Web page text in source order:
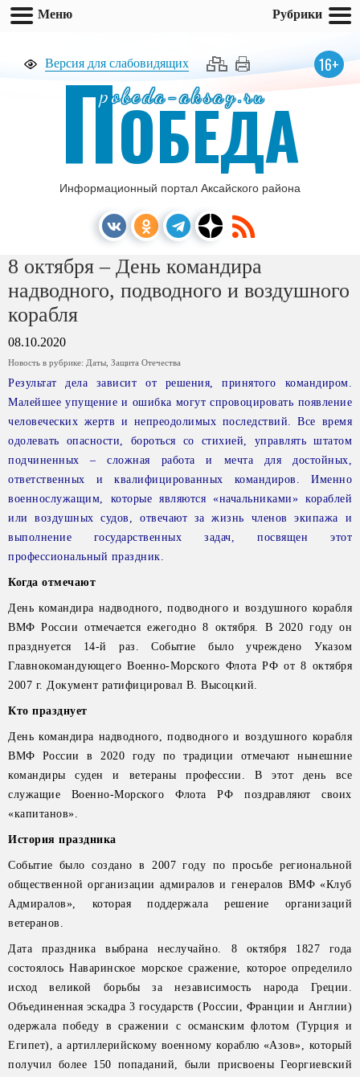
Версия для слабовидящих 16+
pobeda-aksay.ru
ПОБЕДА
Информационный портал Аксайского района
8 октября – День командира
надводного, подводного и воздушного
корабля
08.10.2020
Новость в рубрике: Даты Защита Отечества
Результат дела зависит от решения, принятого командиром.
Малейшее упущение и ошибка могут спровоцировать появление
человеческих жертв и непреодолимых последствий. Все время
одолевать опасности, бороться со стихией, управлять штатом
подчиненных – сложная работа и мечта для достойных,
ответственных и квалифицированных командиров. Именно
военнослужащим, которые являются «начальниками» кораблей
или воздушных судов, отвечают за жизнь членов экипажа и
выполнение государственных задач, посвящен этот
профессиональный праздник.
Когда отмечают
День командира надводного, подводного и воздушного корабля
ВМФ России отмечается ежегодно 8 октября. В 2020 году он
празднуется 14-й раз. Событие было учреждено Указом
Главнокомандующего Военно-Морского Флота РФ от 8 октября
2007 г. Документ ратифицировал В. Высоцкий.
Кто празднует
День командира надводного, подводного и воздушного корабля
ВМФ России в 2020 году по традиции отмечают нынешние
командиры суден и ветераны профессии. В этот день все
служащие Военно-Морского Флота РФ поздравляют своих
«капитанов».
История праздника
Событие было создано в 2007 году по просьбе региональной
общественной организации адмиралов и генералов ВМФ «Клуб
Адмиралов», которая поддержала решение организаций
ветеранов.
Дата праздника выбрана неслучайно. 8 октября 1827 года
состоялось Наваринское морское сражение, которое определило
исход великой борьбы за независимость народа Греции.
Объединенная эскадра 3 государств (России, Франции и Англии)
одержала победу в сражении с османским флотом (Турция и
Египет), а артиллерийскому военному кораблю «Азов», который
получил более 150 попаданий, были присвоены Георгиевский
Меню Рубрики